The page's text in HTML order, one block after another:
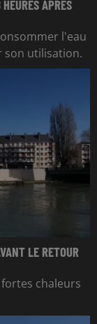
APRÈS
l'eau
son utilisation.
LE RETOUR
chaleurs